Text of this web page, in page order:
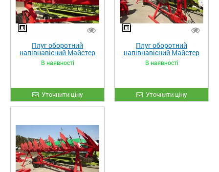
Плуг оборотний
напівнавісний Майстер
А8
В наявності
Уточнити ціну
Плуг оборотний
напівнавісний Майстер
А7
В наявності
Уточнити ціну